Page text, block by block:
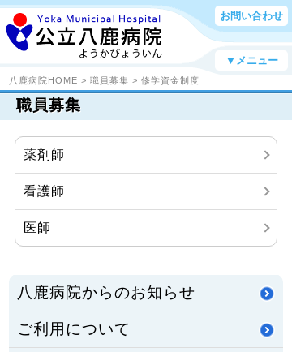
お問い合わせ
▼メニュー
八鹿病院HOME > 職員募集 > 修学資金制度
職員募集
薬剤師
看護師
医師
八鹿病院からのお知らせ
ご利用について